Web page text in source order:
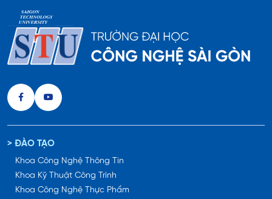
> ĐÀO TẠO
Khoa Công Nghệ Thông Tin
Khoa Kỹ Thuật Công Trình
Khoa Công Nghệ Thực Phẩm